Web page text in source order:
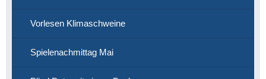
Vorlesen Klimaschweine
Spielenachmittag Mai